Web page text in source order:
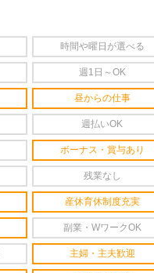
時間や曜日が選べる
週1日～OK
昼からの仕事
週払いOK
ボーナス・賞与あり
残業なし
産休育休制度充実
副業・WワークOK
主婦・主夫歓迎